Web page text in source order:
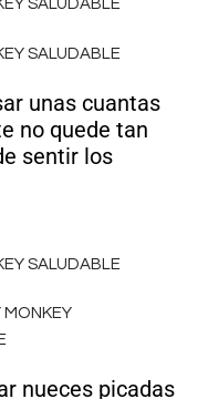
unas cuantas
no quede tan
sentir los
nueces picadas